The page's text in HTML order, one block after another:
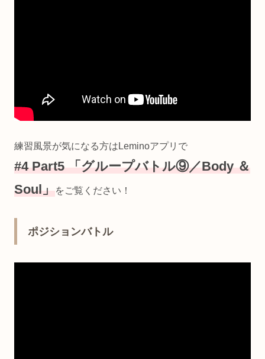
練習風景が気になる方はLeminoアプリで
#4 Part5 「グループバトル⑨／Body ＆
Soul」をご覧ください！
ポジションバトル